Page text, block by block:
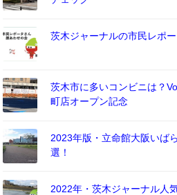
茨木ジャーナルの市民レポ
茨木市に多いコンビニは？
町店オープン記念
2023年版・立命館大阪いば
選！
2022年・茨木ジャーナル人